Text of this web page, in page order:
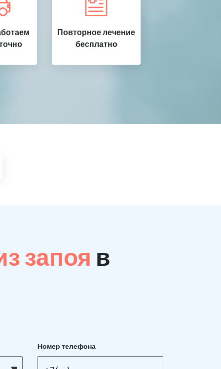
Повторное лечение
бесплатно
запоя в
Номер телефона